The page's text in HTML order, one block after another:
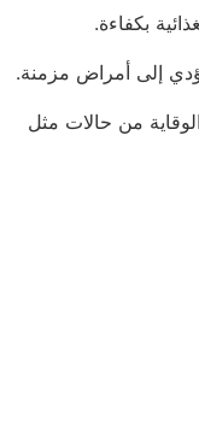
بكفاءة.
إلى أمراض مزمنة.
من حالات مثل